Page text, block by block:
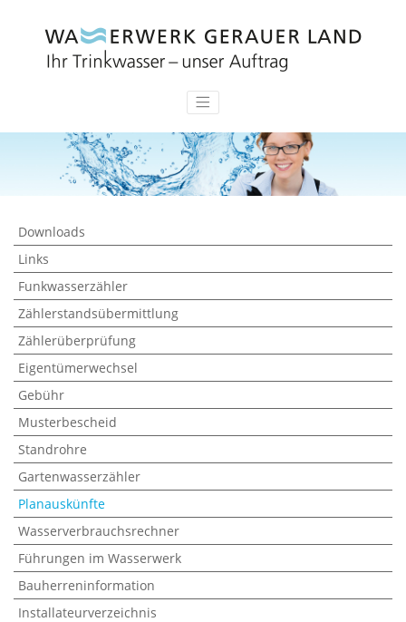
Downloads
Links
Funkwasserzähler
Zählerstandsübermittlung
Zählerüberprüfung
Eigentümerwechsel
Gebühr
Musterbescheid
Standrohre
Gartenwasserzähler
Planauskünfte
Wasserverbrauchsrechner
Führungen im Wasserwerk
Bauherreninformation
Installateurverzeichnis